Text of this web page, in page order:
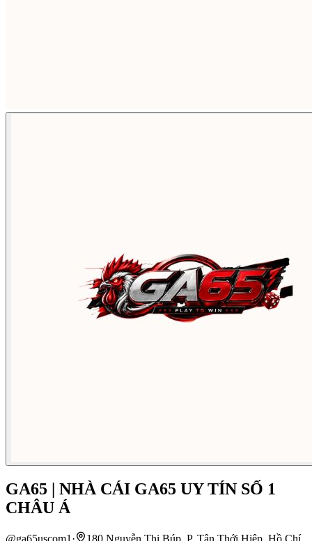
GA65 | NHÀ CÁI GA65 UY TÍN SỐ 1
CHÂU Á
@ga65uscom1 ·
180 Nguyễn Thị Búp, P, Tân Thới Hiệp, Hồ Chí